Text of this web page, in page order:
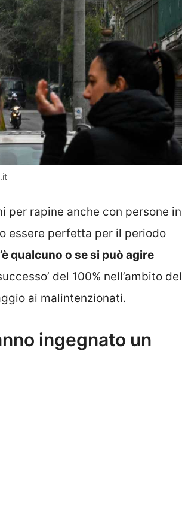
per rapine anche con persone in
essere perfetta per il periodo
qualcuno o se si può agire
del 100% nell’ambito del
ai malintenzionati.
ingegnato un